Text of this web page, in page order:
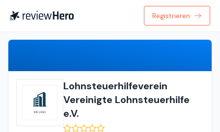
Registrieren
Lohnsteuerhilfeverein
Vereinigte Lohnsteuerhilfe
e.V.